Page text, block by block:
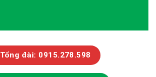
Tổng đài: 0915.278.598